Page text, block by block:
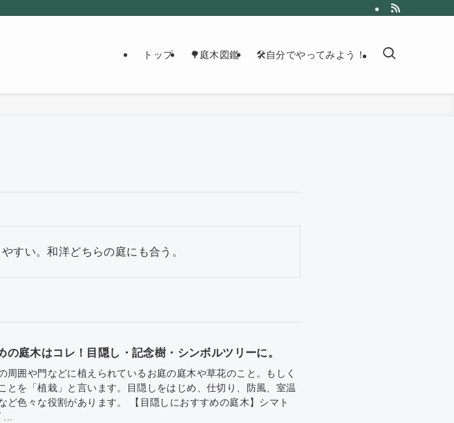
トップ 🌳庭木図鑑 🛠自分でやってみよう！
すい。和洋どちらの庭にも合う。
の庭木はコレ！目隠し・記念樹・シンボルツリーに。
周囲や門などに植えられているお庭の庭木や草花のこと。もしく
とを「植栽」と言います。目隠しをはじめ、仕切り、防風、室温
ど色々な役割があります。 【目隠しにおすすめの庭木】シマト